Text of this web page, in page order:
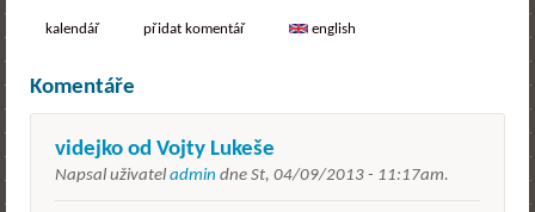
kalendář přidat komentář english
Komentáře
videjko od Vojty Lukeše
Napsal uživatel admin dne St, 04/09/2013 - 11:17am.